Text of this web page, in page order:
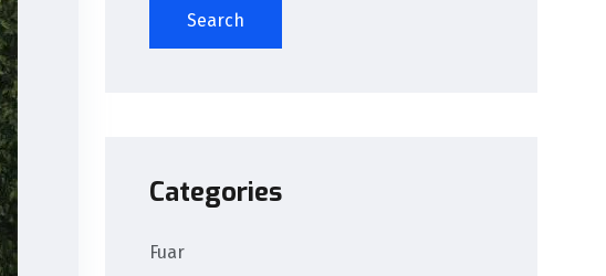
Search
Categories
Fuar